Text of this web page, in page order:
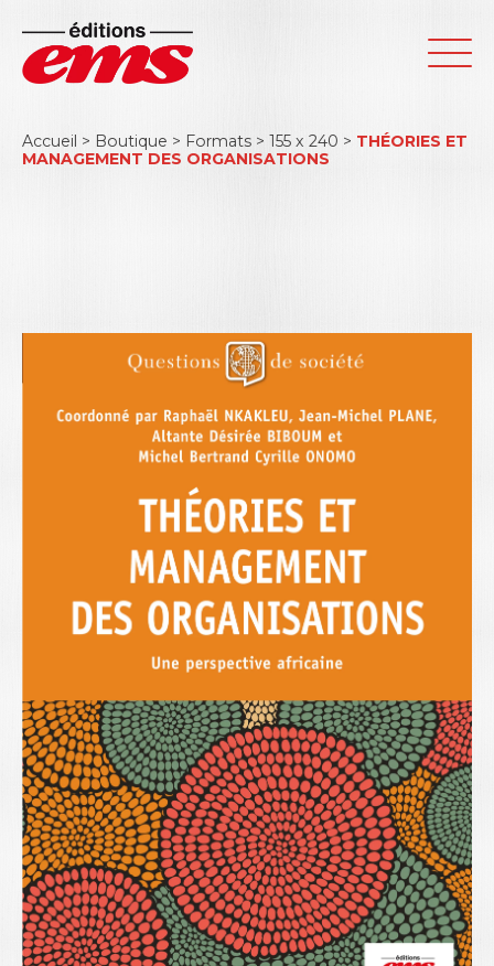
Accueil > Boutique > Formats > 155 x 240 > THÉORIES ET
MANAGEMENT DES ORGANISATIONS